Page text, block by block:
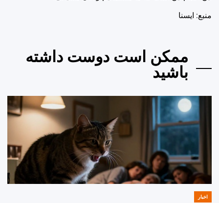
منبع: ايسنا
ممکن است دوست داشته
باشید
POSTED
اخبار